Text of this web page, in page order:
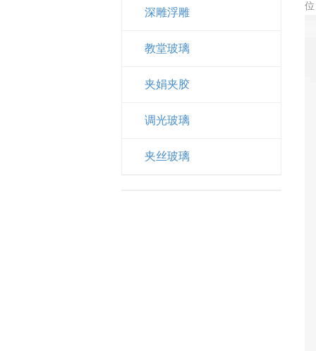
深雕浮雕
教堂玻璃
夹娟夹胶
调光玻璃
夹丝玻璃